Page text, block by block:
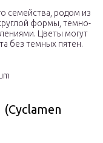
семейства, родом из
формы, темно-
Цветы могут
без темных пятен.